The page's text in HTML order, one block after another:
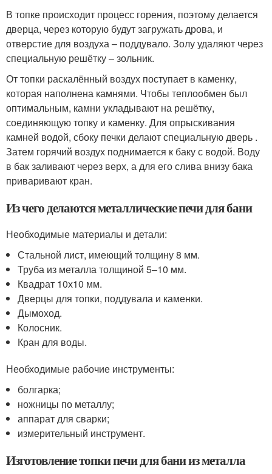
В топке происходит процесс горения, поэтому делается
дверца, через которую будут загружать дрова, и
отверстие для воздуха – поддувало. Золу удаляют через
специальную решётку – зольник.
От топки раскалённый воздух поступает в каменку,
которая наполнена камнями. Чтобы теплообмен был
оптимальным, камни укладывают на решётку,
соединяющую топку и каменку. Для опрыскивания
камней водой, сбоку печки делают специальную дверь .
Затем горячий воздух поднимается к баку с водой. Воду
в бак заливают через верх, а для его слива внизу бака
приваривают кран.
Из чего делаются металлические печи для бани
Необходимые материалы и детали:
Стальной лист, имеющий толщину 8 мм.
Труба из металла толщиной 5–10 мм.
Квадрат 10х10 мм.
Дверцы для топки, поддувала и каменки.
Дымоход.
Колосник.
Кран для воды.
Необходимые рабочие инструменты:
болгарка;
ножницы по металлу;
аппарат для сварки;
измерительный инструмент.
Изготовление топки печи для бани из металла